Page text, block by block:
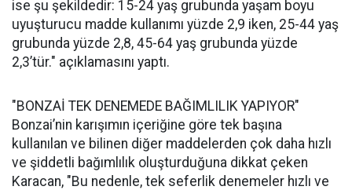
ise şu şekildedir: 15-24 yaş grubunda yaşam boyu
uyuşturucu madde kullanımı yüzde 2,9 iken, 25-44 yaş
grubunda yüzde 2,8, 45-64 yaş grubunda yüzde
2,3’tür." açıklamasını yaptı.
"BONZAİ TEK DENEMEDE BAĞIMLILIK YAPIYOR"
Bonzai’nin karışımın içeriğine göre tek başına
kullanılan ve bilinen diğer maddelerden çok daha hızlı
ve şiddetli bağımlılık oluşturduğuna dikkat çeken
Karacan, "Bu nedenle, tek seferlik denemeler hızlı ve